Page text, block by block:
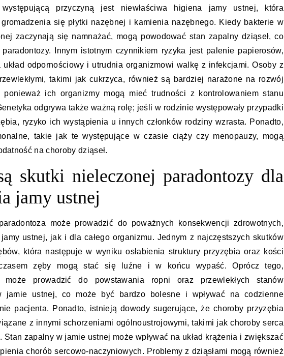
występującą przyczyną jest niewłaściwa higiena jamy ustnej, która
się płytki nazębnej i kamienia nazębnego. Kiedy bakterie w
zaczynają się namnażać, mogą powodować stan zapalny dziąseł, co
Innym istotnym czynnikiem ryzyka jest palenie papierosów,
układ odpornościowy i utrudnia organizmowi walkę z infekcjami. Osoby z
takimi jak cukrzyca, również są bardziej narażone na rozwój
ponieważ ich organizmy mogą mieć trudności z kontrolowaniem stanu
odgrywa także ważną rolę; jeśli w rodzinie występowały przypadki
ryzyko ich wystąpienia u innych członków rodziny wzrasta. Ponadto,
takie jak te występujące w czasie ciąży czy menopauzy, mogą
na choroby dziąseł.
skutki nieleczonej paradontozy dla
jamy ustnej
może prowadzić do poważnych konsekwencji zdrowotnych,
ustnej, jak i dla całego organizmu. Jednym z najczęstszych skutków
która następuje w wyniku osłabienia struktury przyzębia oraz kości
zęby mogą stać się luźne i w końcu wypaść. Oprócz tego,
może prowadzić do powstawania ropni oraz przewlekłych stanów
jamie ustnej, co może być bardzo bolesne i wpływać na codzienne
pacjenta. Ponadto, istnieją dowody sugerujące, że choroby przyzębia
z innymi schorzeniami ogólnoustrojowymi, takimi jak choroby serca
Stan zapalny w jamie ustnej może wpływać na układ krążenia i zwiększać
chorób sercowo-naczyniowych. Problemy z dziąsłami mogą również